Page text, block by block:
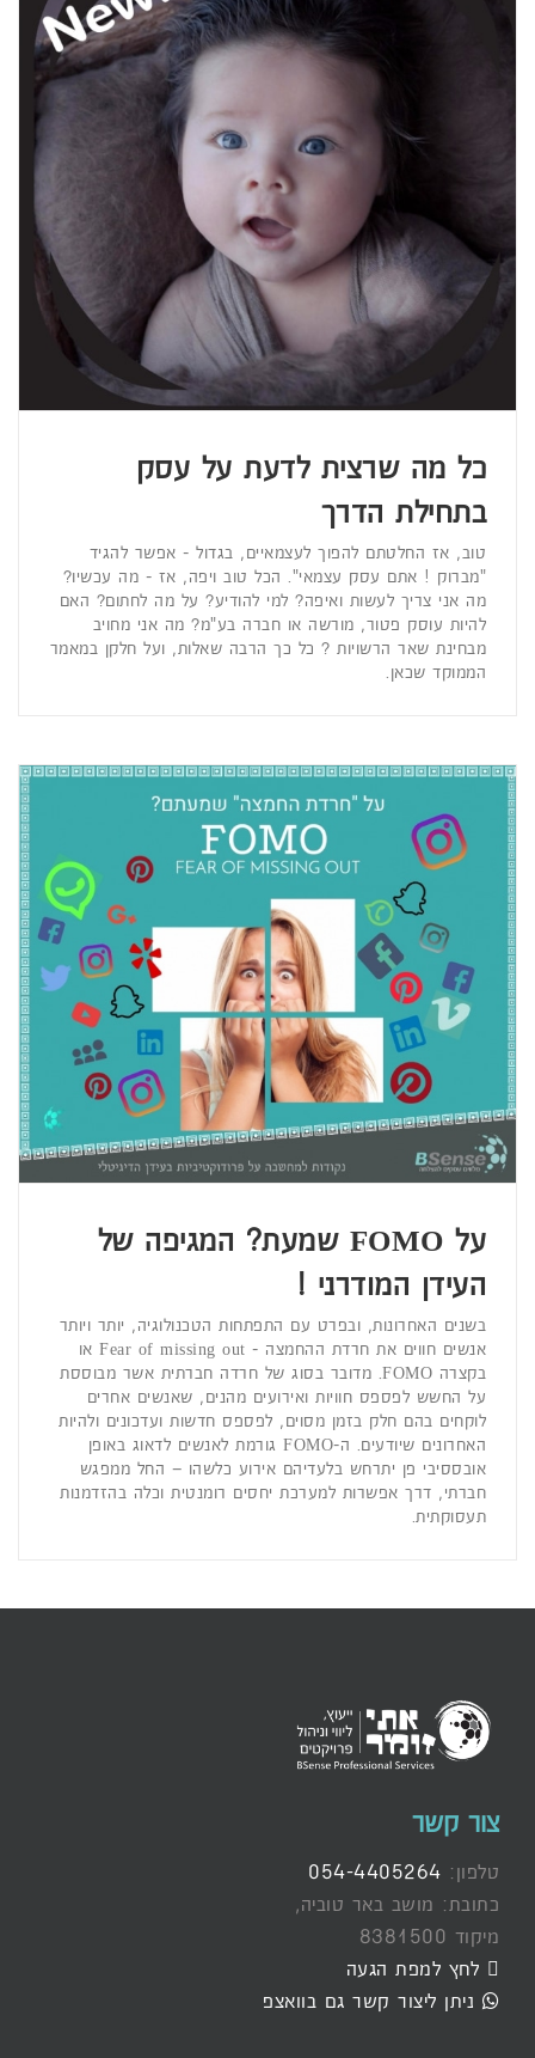
כל מה שרצית לדעת על עסק
בתחילת הדרך
טוב, אז החלטתם להפוך לעצמאיים, בגדול - אפשר להגיד
"מברוק ! אתם עסק עצמאי". הכל טוב ויפה, אז - מה עכשיו?
מה אני צריך לעשות ואיפה? למי להודיע? על מה לחתום? האם
להיות עוסק פטור, מורשה או חברה בע"מ? מה אני מחויב
מבחינת שאר הרשויות ? כל כך הרבה שאלות, ועל חלקן במאמר
הממוקד שכאן.
על FOMO שמעת? המגיפה של
העידן המודרני !
בשנים האחרונות, ובפרט עם התפתחות הטכנולוגיה, יותר ויותר
אנשים חווים את חרדת ההחמצה - Fear of missing out או
בקצרה FOMO. מדובר בסוג של חרדה חברתית אשר מבוססת
על החשש לפספס חוויות ואירועים מהנים, שאנשים אחרים
לוקחים בהם חלק בזמן מסוים, לפספס חדשות ועדכונים ולהיות
האחרונים שיודעים. ה-FOMO גורמת לאנשים לדאוג באופן
אובססיבי פן יתרחש בלעדיהם אירוע כלשהו – החל ממפגש
חברתי, דרך אפשרות למערכת יחסים רומנטית וכלה בהזדמנות
תעסוקתית.
צור קשר
טלפון: 054-4405264
כתובת: מושב באר טוביה,
מיקוד 8381500
לחץ למפת הגעה
ניתן ליצור קשר גם בוואצפ